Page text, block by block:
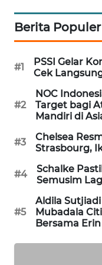
Berita Populer
#1
PSSI Gelar
Cek
#2
NOC
Target bagi
Mandiri di
#3
Chelsea
Strasbourg,
#4
Schalke
Semusim
#5
Aldila Sutjiadi
Mubadala
Bersama
MASYARAKAT
KELISTRIKAN
WALINKI
ID
MAWAKA
ID
MARTABAT
WATCH